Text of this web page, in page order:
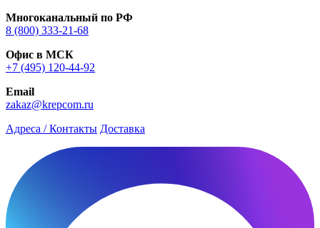
Многоканальный по РФ
8 (800) 333‑21-68
Офис в МСК
+7 (495) 120-44-92
Email
zakaz@krepcom.ru
Адреса / Контакты Доставка